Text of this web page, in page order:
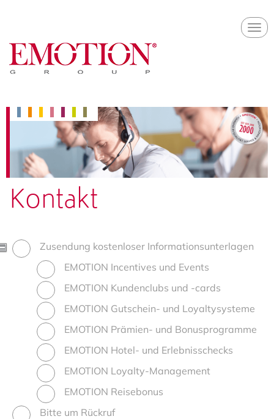
main
content
Kontakt
Kontaktformular
Zusendung kostenloser Informationsunterlagen
EMOTION Incentives und Events
EMOTION Kundenclubs und -cards
EMOTION Gutschein- und Loyaltysysteme
EMOTION Prämien- und Bonusprogramme
EMOTION Hotel- und Erlebnisschecks
EMOTION Loyalty-Management
EMOTION Reisebonus
Bitte um Rückruf